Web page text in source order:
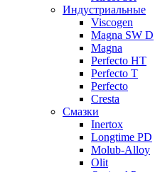
Индустриальные
Viscogen
Magna SW D
Magna
Perfecto HT
Perfecto T
Perfecto
Cresta
Смазки
Inertox
Longtime PD
Molub-Alloy
Olit